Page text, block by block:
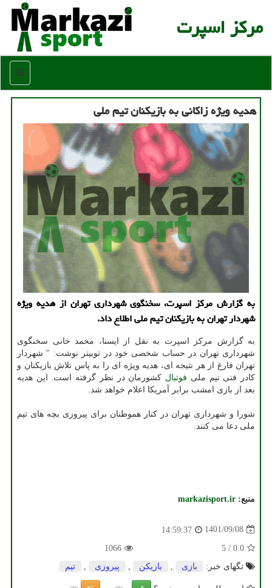
مركز اسپرت
منو
هدیه ویژه زاکانی به بازیکنان تیم ملی
به گزارش مرکز اسپرت، سخنگوی شهرداری تهران از هدیه ویژه
شهردار تهران به بازیکنان تیم ملی اطلاع داد.
به گزارش مرکز اسپرت به نقل از ایسنا، محمد خانی سخنگوی
شهرداری تهران در حساب شخصی خود در توییتر نوشت: " شهردار
تهران فارغ از هر نتیجه ای، هدیه ویژه ای را به پاس تلاش بازیکنان و
کادر فنی تیم ملی فوتبال کشورمان در نظر گرفته است. این هدیه
بعد از بازی امشب برابر آمریکا اعلام خواهد شد.
شورا و شهرداری تهران در کنار هموطنان برای پیروزی بچه های تیم
ملی دعا می کنند.
منبع: markazisport.ir
1401/09/08
14:59:37
0.0
/
5
1066
تگهای خبر:
بازی بازیكن پیروزی تیم